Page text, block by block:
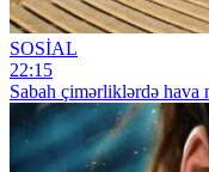
SOSİAL
22:15
Sabah çimərliklərdə hava